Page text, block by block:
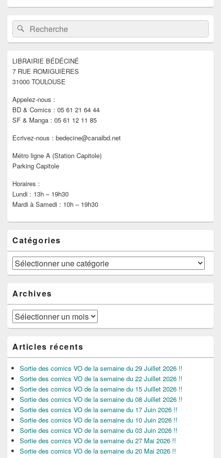
Zone
principale
de
widget
barre
latérale
Recherche :Rechercher
LIBRAIRIE BÉDÉCINÉ
7 RUE ROMIGUIÈRES
31000 TOULOUSE
Appelez-nous :
BD & Comics : 05 61 21 64 44
SF & Manga : 05 61 12 11 85
Ecrivez-nous : bedecine@canalbd.net
Métro ligne A (Station Capitole)
Parking Capitole
Horaires :
Lundi : 13h – 19h30
Mardi à Samedi : 10h – 19h30
Catégories
Catégories
Archives
Archives
Articles récents
Sortie des comics VO de la semaine du 29 Juillet 2026 !!
Sortie des comics VO de la semaine du 22 Juillet 2026 !!
Sortie des comics VO de la semaine du 15 Juillet 2026 !!
Sortie des comics VO de la semaine du 08 Juillet 2026 !!
Sortie des comics VO de la semaine du 17 Juin 2026 !!
Sortie des comics VO de la semaine du 10 Juin 2026 !!
Sortie des comics VO de la semaine du 03 Juin 2026 !!
Sortie des comics VO de la semaine du 27 Mai 2026 !!
Sortie des comics VO de la semaine du 20 Mai 2026 !!